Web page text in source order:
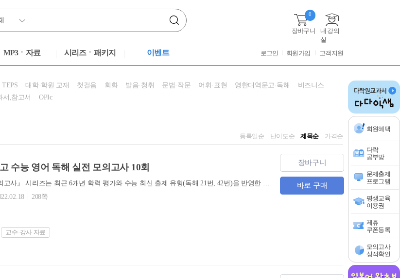
장바구니
0
내 강의
실
MP3ㆍ자료 시리즈ㆍ패키지 이벤트 로그인 회원가입 고객지원
회원혜택
다락
공부방
문제출제
프로그램
평생교육
이용권
제휴
쿠폰등록
모의고사
성적확인
TEPS 대학·학원 교재 첫걸음 회화 발음·청취 문법·작문 어휘·표현 영한대역문고·독해
비즈니스
서,참고서 OPIc
등록일순 난이도순 제목순 가격순
수능 영어 독해 실전 모의고사 10회
『올리고 수능영어 독해 실전 모의고사』 시리즈는 최근 6개년 학력 평가와 수능 최신 출제 유형(독해 21번, 42번)을 반영한 수능 영어 독해 실전 모의고사 교재입니다. 지문의 길이와 난이도를 실전 수준에 맞추었으며, 실제 수능과 동일한 지면 할애, 동일한 문항 배치를 통해 실전 감각을 높일 수 있도록 구성했습니다.
208쪽
교수·강사 자료
장바구니
바로 구매